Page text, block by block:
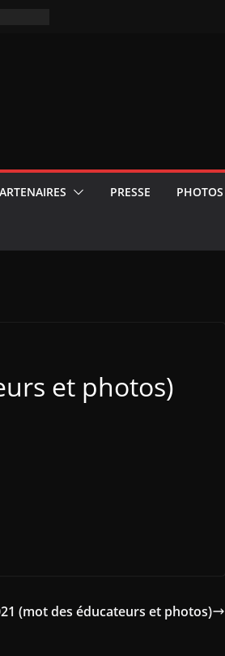
PRESSE PHOTOS
et photos)
(mot des éducateurs et photos)